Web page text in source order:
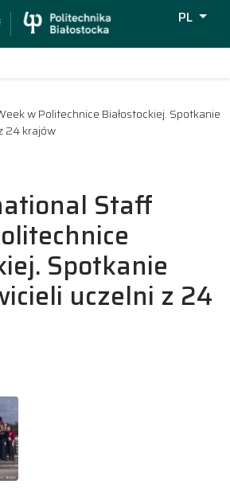
PL
w Politechnice Białostockiej. Spotkanie
24 krajów
Staff
Spotkanie
uczelni z 24